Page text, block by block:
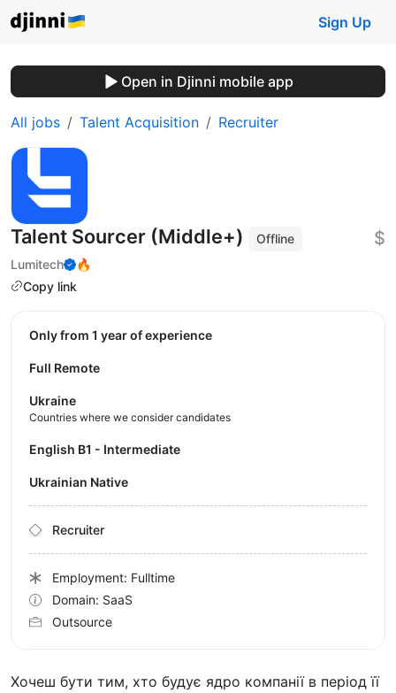
Sign Up
Open in Djinni mobile app
All jobs Talent Acquisition Recruiter
Talent Sourcer (Middle+)
Offline
Lumitech
🔥
Copy link
$
Хочеш бути тим, хто будує ядро компанії в період її
Only from 1 year of experience
Full Remote
Ukraine
Countries where we consider candidates
English B1 - Intermediate
Ukrainian Native
Recruiter
Employment: Fulltime
Domain: SaaS
Outsource